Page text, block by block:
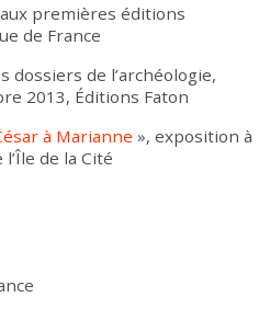
premières éditions
de France
dossiers de l’archéologie,
2013, Éditions Faton
à Marianne », exposition à
de la Cité